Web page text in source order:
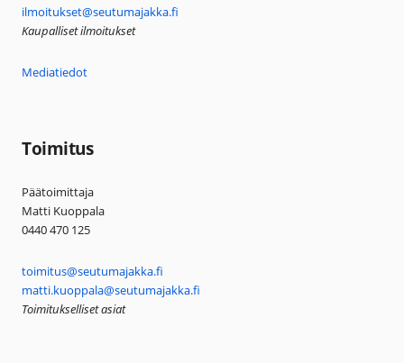
ilmoitukset@seutumajakka.fi
Kaupalliset ilmoitukset
Mediatiedot
Toimitus
Päätoimittaja
Matti Kuoppala
0440 470 125
toimitus@seutumajakka.fi
matti.kuoppala@seutumajakka.fi
Toimitukselliset asiat